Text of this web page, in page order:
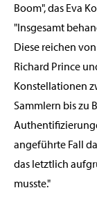
Boom", das Eva
"Insgesamt
Diese reichen
Richard Prince
Konstellationen
Sammlern bis zu
angeführte Fall
das letztlich
musste."